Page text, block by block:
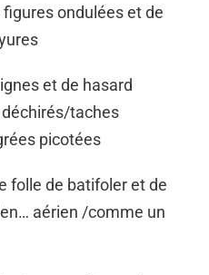
ondulées et de
et de hasard
taches
picotées
folle de batifoler et de
aérien /comme un